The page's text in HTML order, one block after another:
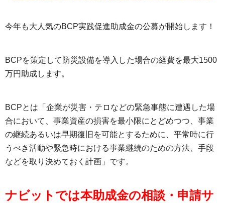
今年も大人気のBCP実践促進助成金の公募が開始します！
BCPを策定して防災設備を導入した場合の経費を最大1500
万円助成します。
BCPとは「企業が災害・テロなどの緊急事態に遭遇した場
合において、事業資産の損害を最小限にとどめつつ、事業
の継続あるいは早期復旧を可能とするために、平常時に行
うべき活動や緊急時における事業継続のための方法、手段
などを取り決めておく計画」です。
ナビットでは本助成金の相談・申請サ